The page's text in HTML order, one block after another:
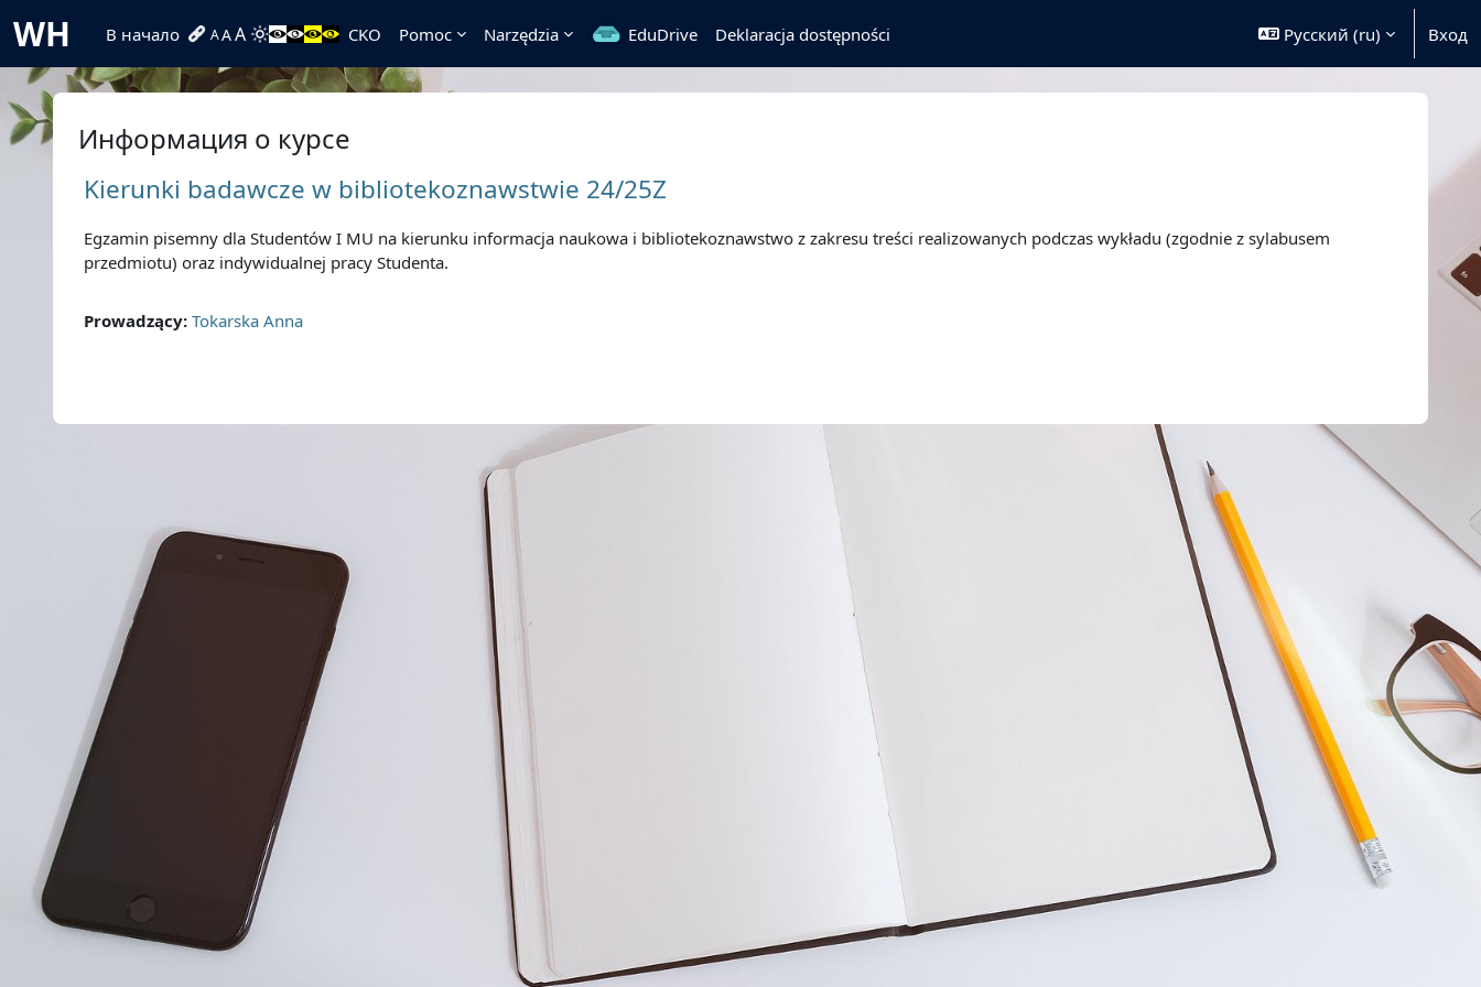
WH В начало AAA CKO Pomoc Narzędzia EduDrive Deklaracja dostępności Русский ‎(ru)‎ Вход
Информация о курсе
Kierunki badawcze w bibliotekoznawstwie 24/25Z
Egzamin pisemny dla Studentów I MU na kierunku informacja naukowa i bibliotekoznawstwo z zakresu treści realizowanych podczas wykładu (zgodnie z sylabusem
przedmiotu) oraz indywidualnej pracy Studenta.
Prowadzący: Tokarska Anna